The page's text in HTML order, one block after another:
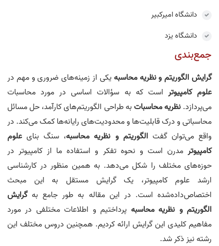
دانشگاه امیرکبیر
دانشگاه یزد
جمع‌بندی
گرایش الگوریتم و نظریه محاسبهیکی از زمینه‌های ضروری و مهم در
علوم کامپیوتر است که به سؤالات اساسی در مورد محاسبات
می‌پردازد.نظریه محاسباتبه طراحی الگوریتم‌های کارآمد، حل مسائل
محاسباتی و درک قابلیت‌ها و محدودیت‌های رایانه‌ها کمک می‌کند. در
واقع می‌توان گفت الگوریتم و نظریه محاسبه، سنگ بنای علوم
کامپیوتر مدرن است و نحوه تفکر و استفاده ما از کامپیوتر در
حوزه‌های مختلف را شکل می‌دهد. به همین منظور در کارشناسی
ارشد علوم کامپیوتر، یک گرایش مستقل به این مبحث
اختصاص‌داده‌شده است. در این مقاله به طور جامع بهگرایش
الگوریتم و نظریه محاسبه پرداختیم و اطلاعات مختلفی در مورد
مفاهیم کلیدی این گرایش ارائه کردیم. همچنین دروس مختلف این
رشته نیز ذکر شد.